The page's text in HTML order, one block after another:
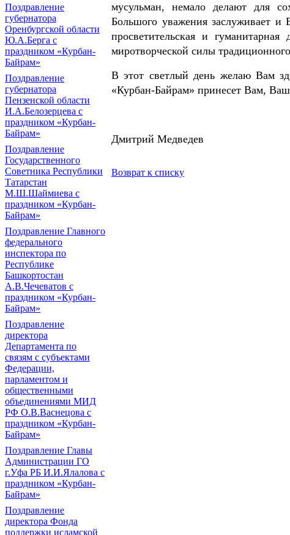
Поздравление
губернатора
Оренбургской области
Ю.А.Берга с
праздником «Курбан-
Байрам»
Поздравление
губернатора
Пензенской области
И.А.Белозерцева с
праздником «Курбан-
Байрам»
Поздравление
Государственного
Советника Республики
Татарстан
М.Ш.Шаймиева с
праздником «Курбан-
Байрам»
Поздравление Главного
федерального
инспектора по
Республике
Башкортостан
А.В.Чечеватов с
праздником «Курбан-
Байрам»
Поздравление
директора
Департамента по
связям с субъектами
Федерации,
парламентом и
общественными
объединениями МИД
РФ О.В.Васнецова с
праздником «Курбан-
Байрам»
Поздравление Главы
Администрации ГО
г.Уфа РБ И.И.Ялалова с
праздником «Курбан-
Байрам»
Поздравление
директора Фонда
поддержки исламской
мусульман, немало делают для
Большого уважения заслуживает
просветительская и
миротворческой силы
В этот светлый день желаю Вам
«Курбан-Байрам» принесет Вам,
Дмитрий Медведев
Возврат к списку